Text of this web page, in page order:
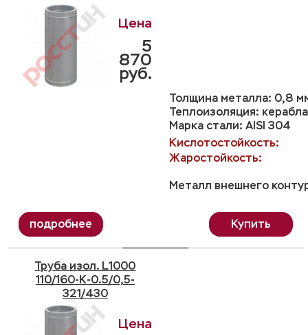
Толщина металла: 0,8
Теплоизоляция:
Марка стали: AISI 304
Кислотостойкость:
Жаростойкость:
Металл внешнего
5
870
руб.
Купить
Труба изол. L1000
110/160-K-0.5/0,5-
321/430